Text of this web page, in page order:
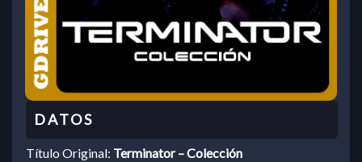
Título Original: Terminator – Colección